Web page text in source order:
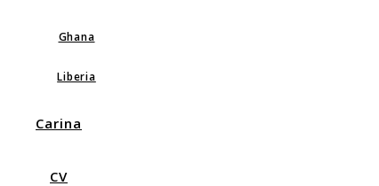
Ghana
Liberia
Carina
CV